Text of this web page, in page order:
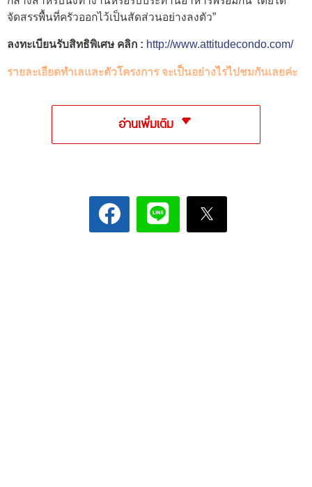
จัดสรรพื้นที่ครัวออกไว้เป็นสัดส่วนอย่างลงตัว”
ลงทะเบียนรับสิทธิพิเศษ คลิก : http://www.attitudecondo.com/
รายละเอียดทำเลและตัวโครงการ จะเป็นอย่างไรไปชมกันเลยค่ะ
อ่านเพิ่มเติม